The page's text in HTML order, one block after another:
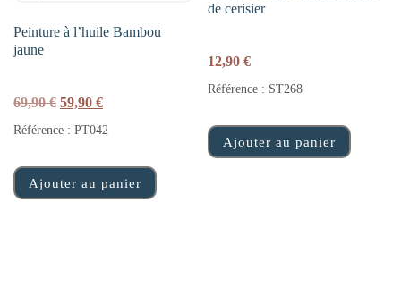
Peinture à l’huile Bambou
jaune
69,90€ Le prix initial était : 69,90 €.
59,90 €Le prix actuel est : 59,90 €.
Référence : PT042
Ajouter au panier
de cerisier
12,90€
Référence : ST268
Ajouter au panier